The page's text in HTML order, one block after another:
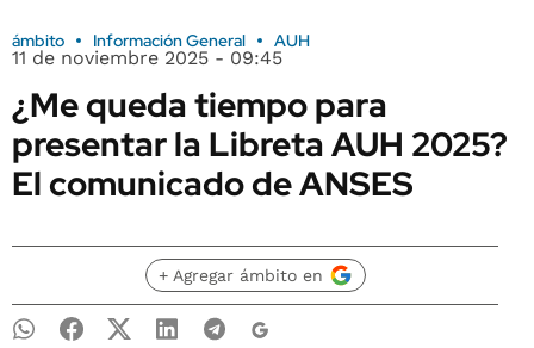
ámbito Información General AUH
11 de noviembre 2025 - 09:45
¿Me queda tiempo para
presentar la Libreta AUH 2025?
El comunicado de ANSES
+ Agregar ámbito en